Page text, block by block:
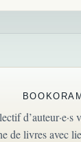
d’auteur·e·s
de livres avec